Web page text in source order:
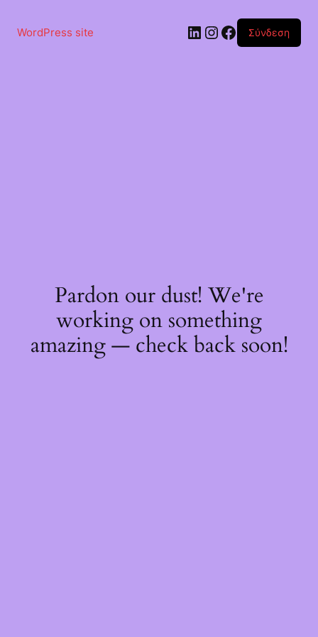
περιεχόμενο
WordPress site Linkedin
Instagram
Facebook
Σύνδεση
Pardon our dust! We're
working on something
amazing — check back soon!